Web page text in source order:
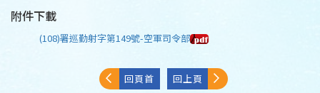
附件下載
(108)署巡勤射字第149號-空軍司令部
回頁首 回上頁